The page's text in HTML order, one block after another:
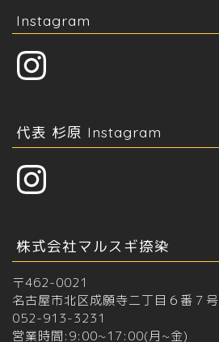
Instagram
Instagram
代表 杉原 Instagram
Instagram
株式会社マルスギ捺染
〒462-0021
名古屋市北区成願寺二丁目６番７号
052-913-3231
営業時間:9:00~17:00(月~金)